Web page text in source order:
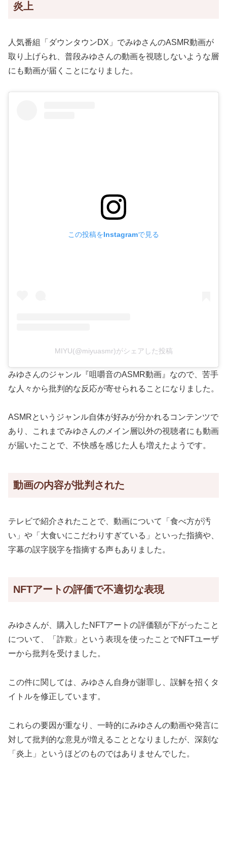
炎上
人気番組「ダウンタウンDX」でみゆさんのASMR動画が
取り上げられ、普段みゆさんの動画を視聴しないような層
にも動画が届くことになりました。
この投稿をInstagramで見る
MIYU(@miyuasmr)がシェアした投稿
みゆさんのジャンル『咀嚼音のASMR動画』なので、苦手
な人々から批判的な反応が寄せられることになりました。
ASMRというジャンル自体が好みが分かれるコンテンツで
あり、これまでみゆさんのメイン層以外の視聴者にも動画
が届いたことで、不快感を感じた人も増えたようです。
動画の内容が批判された
テレビで紹介されたことで、動画について「食べ方が汚
い」や「大食いにこだわりすぎている」といった指摘や、
字幕の誤字脱字を指摘する声もありました。
NFTアートの評価で不適切な表現
みゆさんが、購入したNFTアートの評価額が下がったこと
について、「詐欺」という表現を使ったことでNFTユーザ
ーから批判を受けました。
この件に関しては、みゆさん自身が謝罪し、誤解を招くタ
イトルを修正しています。
これらの要因が重なり、一時的にみゆさんの動画や発言に
対して批判的な意見が増えることとなりましたが、深刻な
「炎上」というほどのものではありませんでした。